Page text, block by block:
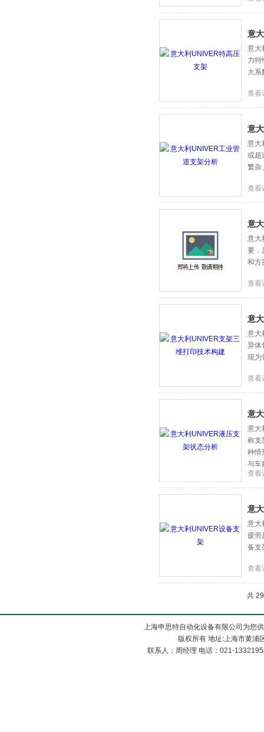
意
意大
力特
大系
查看
意
意大
或超
繁杂
查看
意
意大
要，
和方
查看
意
意大
异体
现为
查看
意
意大
称支
种情
与车
查看
意
意大
疲劳
备支
查看
共
上海申思特自动化设备有限公司为您
版权所有 地址:上海市黄浦
联系人：周经理 电话：021-